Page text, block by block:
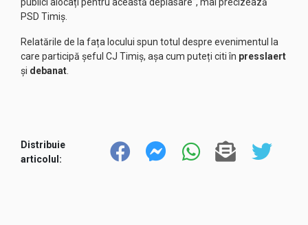
PSD Timiș.
Relatările de la fața locului spun totul despre evenimentul la
care participă șeful CJ Timiș, așa cum puteți citi în presslaert
și debanat
Distribuie
articolul: